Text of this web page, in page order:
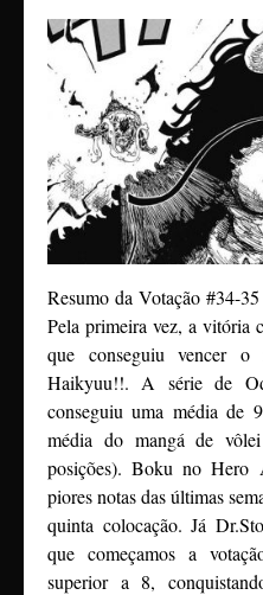
Resumo da Votação #34-
Pela primeira vez, a vitória
que conseguiu vencer
Haikyuu!!. A série de
conseguiu uma média de
média do mangá de
posições). Boku no Hero
piores notas das últimas
quinta colocação. Já
que começamos a
superior a 8,